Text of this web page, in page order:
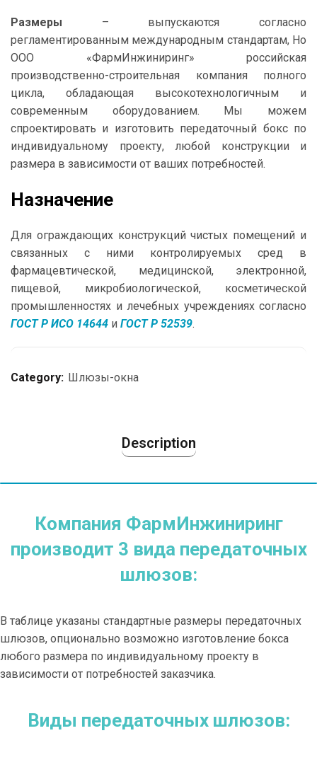
Размеры – выпускаются согласно
регламентированным международным стандартам, Но
ООО «ФармИнжиниринг» российская
производственно-строительная компания полного
цикла, обладающая высокотехнологичным и
современным оборудованием. Мы можем
спроектировать и изготовить передаточный бокс по
индивидуальному проекту, любой конструкции и
размера в зависимости от ваших потребностей.
Назначение
Для ограждающих конструкций чистых помещений и
связанных с ними контролируемых сред в
фармацевтической, медицинской, электронной,
пищевой, микробиологической, косметической
промышленностях и лечебных учреждениях согласно
ГОСТ Р ИСО 14644 и ГОСТ Р 52539.
Category: Шлюзы-окна
Description
Компания ФармИнжиниринг
производит 3 вида передаточных
шлюзов:
В таблице указаны стандартные размеры передаточных
шлюзов, опционально возможно изготовление бокса
любого размера по индивидуальному проекту в
зависимости от потребностей заказчика.
Виды передаточных шлюзов: